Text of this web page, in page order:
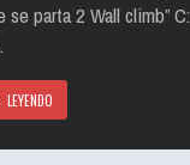
se parta 2 Wall climb” C: